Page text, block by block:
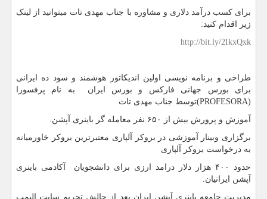
برای کسب درآمد دلاری و مشاوره با جناب مهدی تات میتوانید از لینک
زیر اقدام کنید:
http://bit.ly/2IkxQxk
طراحی و برنامه نویسی اولین اندیکاتور هوشمند و سود ده ایرانی
برای بورس جهانی فارکس و بورس ایران به نام پرفسورا
(PROFESORA)توسط جناب مهدی تات
آموزش و پرورش بیش از ۶۵۰ نفر معامله گر باینری آپشن.
برگزاری وبینار آموزشی در بروکر آلپاری معتبرترین بروکر خاورمیانه
به درخواست بروکر آلپاری
حدود ۴۰۰ هزار دلار درامد ارزی برای دانشجویان آکادمی باینری
آپشن ایرانیان.
مدیریت جامعه باینری آپشن ایران بعد از چالش تحریم سایت الیمپ